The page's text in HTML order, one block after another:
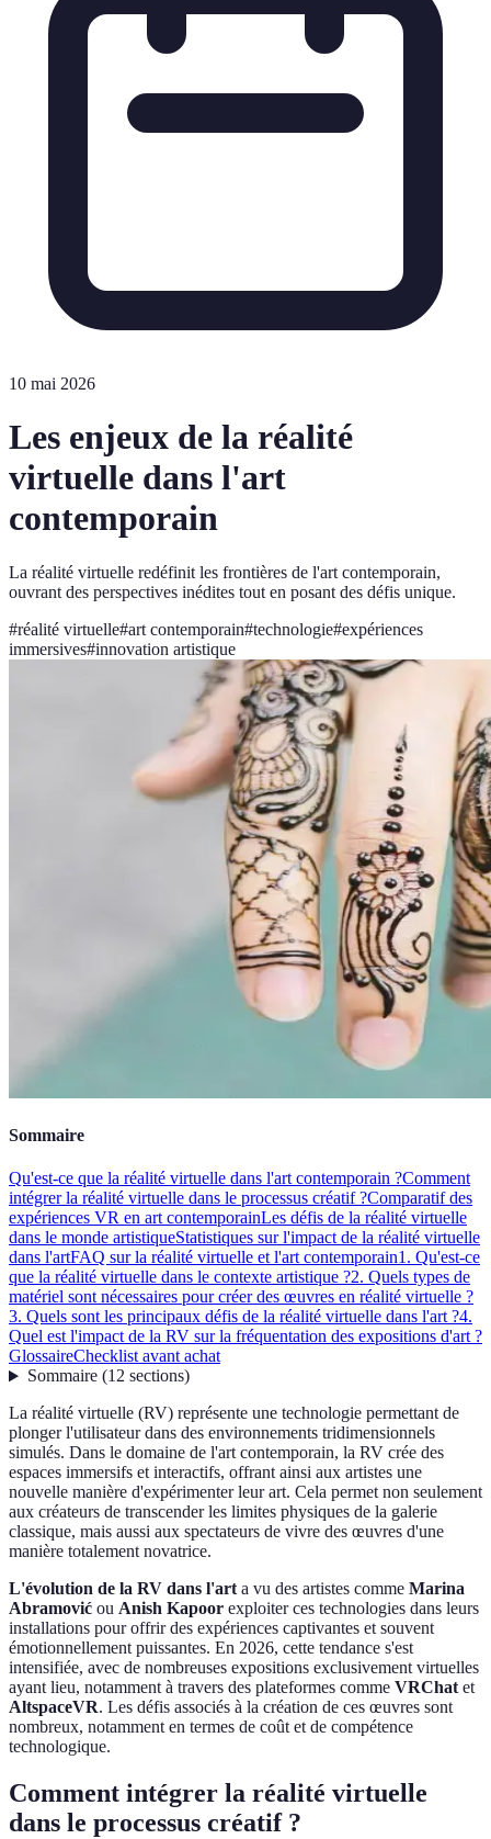
10 mai 2026
Les enjeux de la réalité
virtuelle dans l'art
contemporain
La réalité virtuelle redéfinit les frontières de l'art contemporain,
ouvrant des perspectives inédites tout en posant des défis unique.
#réalité virtuelle#art contemporain#technologie#expériences
immersives#innovation artistique
Sommaire
Qu'est-ce que la réalité virtuelle dans l'art contemporain ?Comment
intégrer la réalité virtuelle dans le processus créatif ?Comparatif des
expériences VR en art contemporainLes défis de la réalité virtuelle
dans le monde artistiqueStatistiques sur l'impact de la réalité virtuelle
dans l'artFAQ sur la réalité virtuelle et l'art contemporain1. Qu'est-ce
que la réalité virtuelle dans le contexte artistique ?2. Quels types de
matériel sont nécessaires pour créer des œuvres en réalité virtuelle ?
3. Quels sont les principaux défis de la réalité virtuelle dans l'art ?4.
Quel est l'impact de la RV sur la fréquentation des expositions d'art ?
GlossaireChecklist avant achat
Sommaire(12 sections)
La réalité virtuelle (RV) représente une technologie permettant de
plonger l'utilisateur dans des environnements tridimensionnels
simulés. Dans le domaine de l'art contemporain, la RV crée des
espaces immersifs et interactifs, offrant ainsi aux artistes une
nouvelle manière d'expérimenter leur art. Cela permet non seulement
aux créateurs de transcender les limites physiques de la galerie
classique, mais aussi aux spectateurs de vivre des œuvres d'une
manière totalement novatrice.
L'évolution de la RV dans l'arta vu des artistes comme Marina
Abramović ou Anish Kapoor exploiter ces technologies dans leurs
installations pour offrir des expériences captivantes et souvent
émotionnellement puissantes. En 2026, cette tendance s'est
intensifiée, avec de nombreuses expositions exclusivement virtuelles
ayant lieu, notamment à travers des plateformes comme VRChatet
AltspaceVR. Les défis associés à la création de ces œuvres sont
nombreux, notamment en termes de coût et de compétence
technologique.
Comment intégrer la réalité virtuelle
dans le processus créatif ?